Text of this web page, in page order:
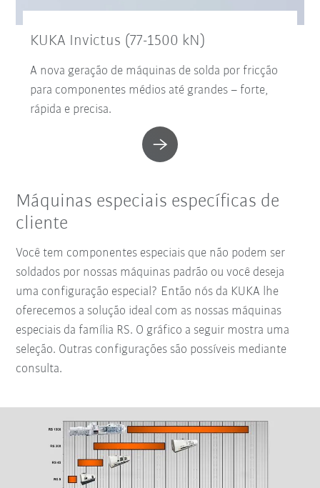
KUKA Invictus (77-1500 kN)
A nova geração de máquinas de solda por fricção
para componentes médios até grandes – forte,
rápida e precisa.
Máquinas especiais específicas de
cliente
Você tem componentes especiais que não podem ser
soldados por nossas máquinas padrão ou você deseja
uma configuração especial? Então nós da KUKA lhe
oferecemos a solução ideal com as nossas máquinas
especiais da família RS. O gráfico a seguir mostra uma
seleção. Outras configurações são possíveis mediante
consulta.